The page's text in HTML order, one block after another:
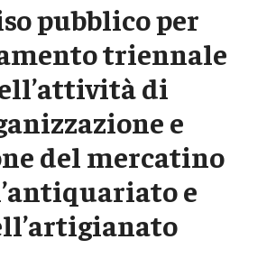
pubblico per
triennale
di
e
del mercatino
e